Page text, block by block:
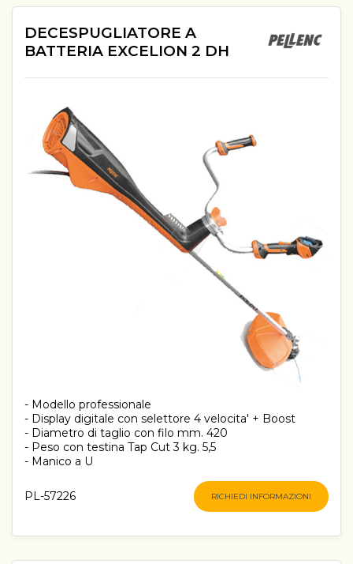
DECESPUGLIATORE A
BATTERIA EXCELION 2 DH
- Modello professionale
- Display digitale con selettore 4 velocita' + Boost
- Diametro di taglio con filo mm. 420
- Peso con testina Tap Cut 3 kg. 5,5
- Manico a U
PL-57226 RICHIEDI INFORMAZIONI